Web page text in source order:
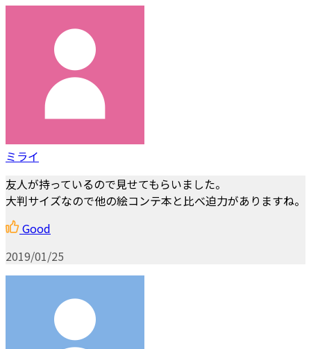
ミライ
友人が持っているので見せてもらいました。
大判サイズなので他の絵コンテ本と比べ迫力がありますね。
Good
2019/01/25